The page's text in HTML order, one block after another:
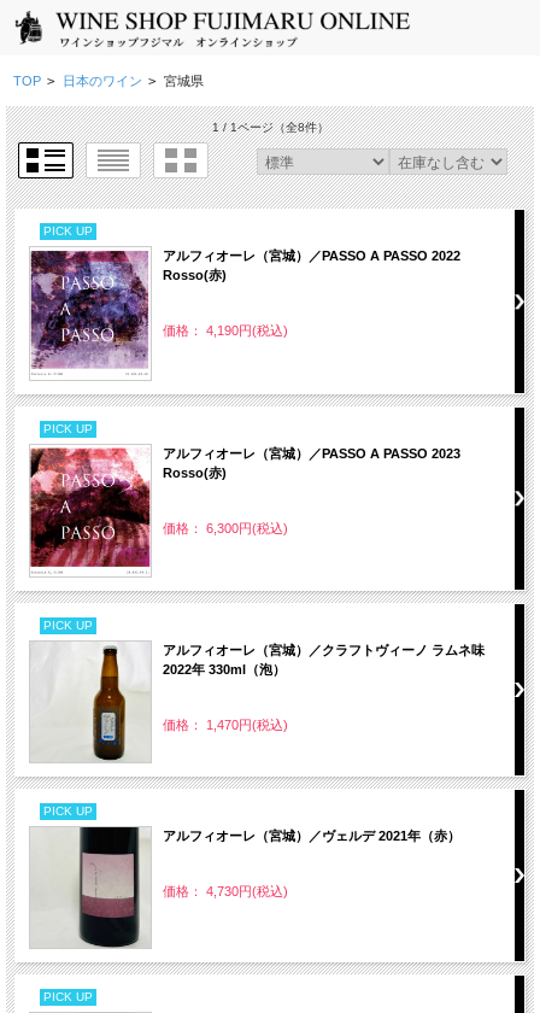
TOP > 日本のワイン > 宮城県
1 / 1ページ（全8件）
PICK UP
アルフィオーレ（宮城）／PASSO A PASSO 2022
Rosso(赤)
価格： 4,190円(税込)
PICK UP
アルフィオーレ（宮城）／PASSO A PASSO 2023
Rosso(赤)
価格： 6,300円(税込)
PICK UP
アルフィオーレ（宮城）／クラフトヴィーノ ラムネ味
2022年 330ml（泡）
価格： 1,470円(税込)
PICK UP
アルフィオーレ（宮城）／ヴェルデ 2021年（赤）
価格： 4,730円(税込)
PICK UP